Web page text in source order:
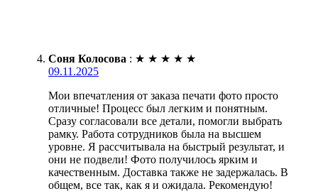
Соня Колосова : ★ ★ ★ ★ ★
09.11.2025
Мои впечатления от заказа печати фото просто
отличные! Процесс был легким и понятным.
Сразу согласовали все детали, помогли выбрать
рамку. Работа сотрудников была на высшем
уровне. Я рассчитывала на быстрый результат, и
они не подвели! Фото получилось ярким и
качественным. Доставка также не задержалась. В
общем, все так, как я и ожидала. Рекомендую!